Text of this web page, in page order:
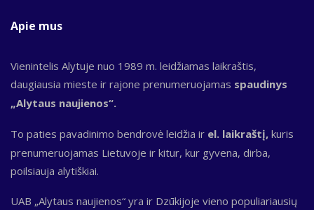
Apie mus
Vienintelis Alytuje nuo 1989 m. leidžiamas laikraštis,
daugiausia mieste ir rajone prenumeruojamas spaudinys
„Alytaus naujienos“.
To paties pavadinimo bendrovė leidžia ir el. laikraštį, kuris
prenumeruojamas Lietuvoje ir kitur, kur gyvena, dirba,
poilsiauja alytiškiai.
UAB „Alytaus naujienos“ yra ir Dzūkijoje vieno populiariausių